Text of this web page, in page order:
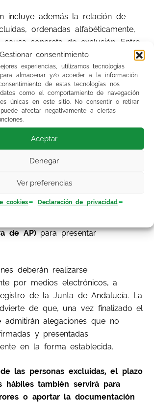
Gestionar consentimiento
experiencias, utilizamos tecnologías
almacenar y/o acceder a la información
de estas tecnologías nos
como el comportamiento de navegación
únicas en este sitio. No consentir o retirar
afectar negativamente a ciertas
Aceptar
Denegar
Ver preferencias
cookies Declaración de privacidad
incluye además la relación de
ordenadas alfabéticamente,
concreta de exclusión. Entre
figuran no acreditar la
superar la edad de
cumplir los requisitos de
tener ya la condición de personal
categoría o no haber realizado
de méritos en el plazo
se publican en la página
hábil, las personas aspirantes
mayo, inclusive, para Médico de
de AP)para presentar
deberán realizarse
por medios electrónicos, a
de la Junta de Andalucía. La
de que, una vez finalizado el
admitirán alegaciones que no
y presentadas
en la forma establecida.
las personas excluidas, el plazo
hábiles también servirá para
o aportar la documentación